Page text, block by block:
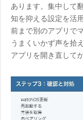
あります。集中して
知を抑える設定を活
前まで別のアプリで
うまくいかず声を拾
アプリを開き直して